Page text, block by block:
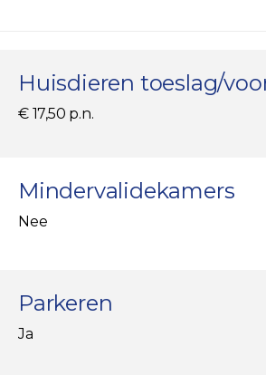
Huisdieren toeslag/
€ 17,50 p.n.
Mindervalidekamers
Nee
Parkeren
Ja